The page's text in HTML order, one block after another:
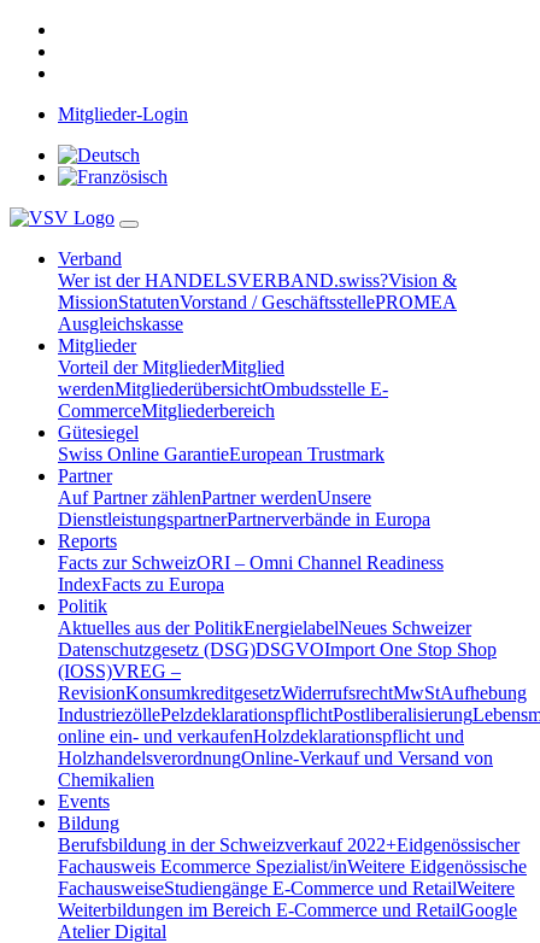
Mitglieder-Login
Verband
Wer ist der HANDELSVERBAND.swiss?Vision &
MissionStatutenVorstand / GeschäftsstellePROMEA
Ausgleichskasse
Mitglieder
Vorteil der MitgliederMitglied
werdenMitgliederübersichtOmbudsstelle E-
CommerceMitgliederbereich
Gütesiegel
Swiss Online GarantieEuropean Trustmark
Partner
Auf Partner zählenPartner werdenUnsere
DienstleistungspartnerPartnerverbände in Europa
Reports
Facts zur SchweizORI – Omni Channel Readiness
IndexFacts zu Europa
Politik
Aktuelles aus der PolitikEnergielabelNeues Schweizer
Datenschutzgesetz (DSG)DSGVOImport One Stop Shop
(IOSS)VREG –
RevisionKonsumkreditgesetzWiderrufsrechtMwStAufhebung
IndustriezöllePelzdeklarationspflichtPostliberalisierung
online ein- und verkaufenHolzdeklarationspflicht und
HolzhandelsverordnungOnline-Verkauf und Versand von
Chemikalien
Events
Bildung
Berufsbildung in der Schweizverkauf 2022+Eidgenössischer
Fachausweis Ecommerce Spezialist/inWeitere Eidgenössische
FachausweiseStudiengänge E-Commerce und RetailWeitere
Weiterbildungen im Bereich E-Commerce und RetailGoogle
Atelier Digital